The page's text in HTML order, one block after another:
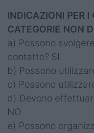
INDICAZIONI PER
CATEGORIE NON
a) Possono
contatto? SI
b) Possono
c) Possono
d) Devono
NO
e) Possono